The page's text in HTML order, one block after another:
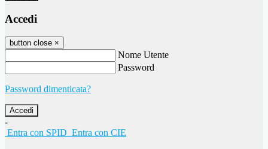
Accedi
button close ×
Nome Utente
Password
Password dimenticata?
-
Entra con SPID Entra con CIE